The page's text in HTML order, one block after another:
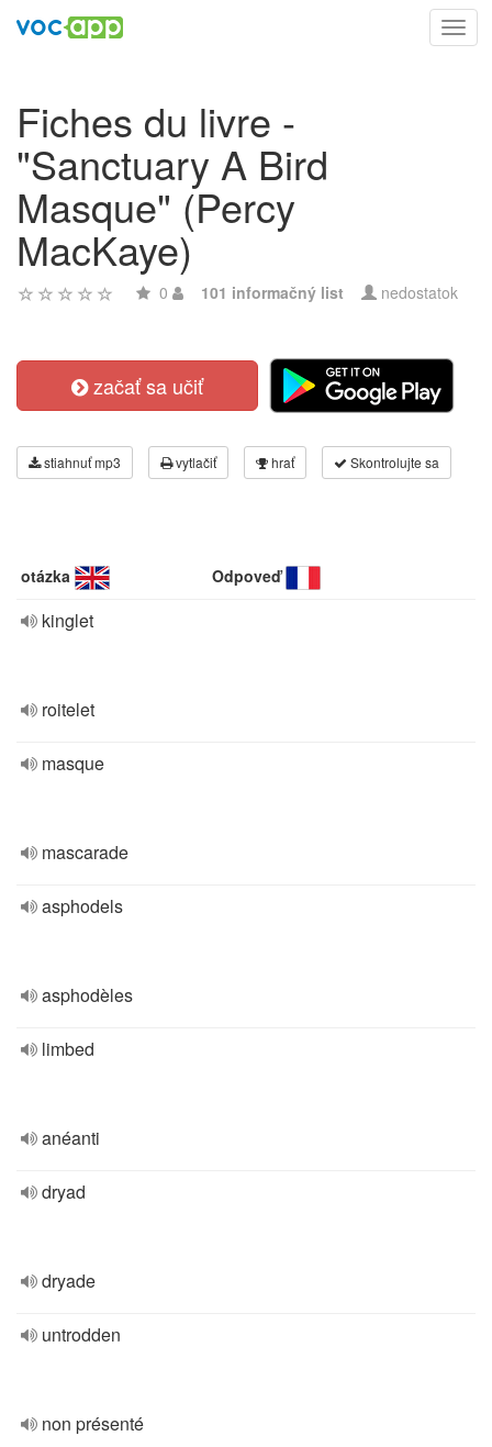
Fiches du livre -
"Sanctuary A Bird
Masque" (Percy
MacKaye)
0 101 informačný list nedostatok
začať sa učiť
stiahnuť mp3 vytlačiť hrať Skontrolujte sa
otázka Odpoveď
kinglet
roitelet
masque
mascarade
asphodels
asphodèles
limbed
anéanti
dryad
dryade
untrodden
non présenté